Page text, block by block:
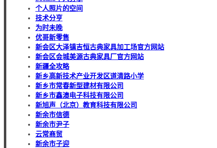
个人照片的空间
技术分亨
为时未晚
优哥新零售
新会区大泽镇吉恒古典家具加工场官方网站
新会区会城美源古典家具厂官方网站
新疆全攻略
新乡高新技术产业开发区道清路小学
新乡市常春新型建材有限公司
新乡市鑫澳电子科技有限公司
新旭声（北京）教育科技有限公司
新余市信德
新余市尹子
云常商贸
新余市子迎